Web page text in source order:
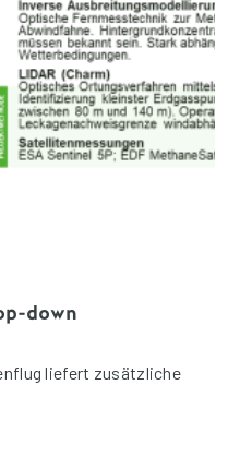
down
liefert zusätzliche